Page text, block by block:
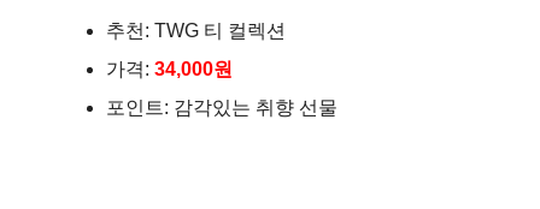
추천: TWG 티 컬렉션
가격: 34,000원
포인트: 감각있는 취향 선물